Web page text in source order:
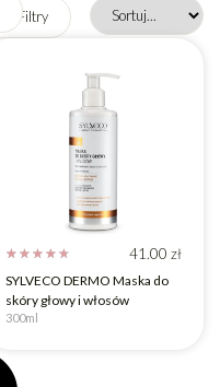
Filtry
Nie
Po
konsultacji
☆ ☆ ☆ ☆ ☆ 41.00 zł
SYLVECO DERMO Maska do
skóry głowy i włosów
300ml